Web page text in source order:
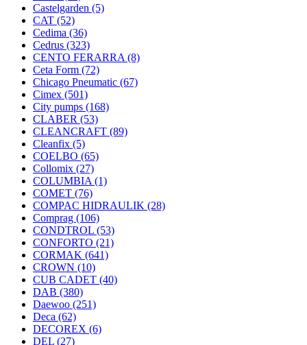
Castelgarden (5)
CAT (52)
Cedima (36)
Cedrus (323)
CENTO FERARRA (8)
Ceta Form (72)
Chicago Pneumatic (67)
Cimex (501)
City pumps (168)
CLABER (53)
CLEANCRAFT (89)
Cleanfix (5)
COELBO (65)
Collomix (27)
COLUMBIA (1)
COMET (76)
COMPAC HIDRAULIK (28)
Comprag (106)
CONDTROL (53)
CONFORTO (21)
CORMAK (641)
CROWN (10)
CUB CADET (40)
DAB (380)
Daewoo (251)
Deca (62)
DECOREX (6)
DEL (27)